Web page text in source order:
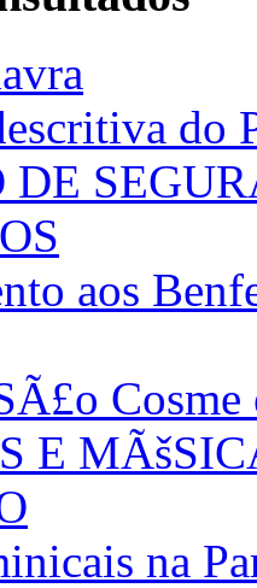
do
DE
aos
E
na